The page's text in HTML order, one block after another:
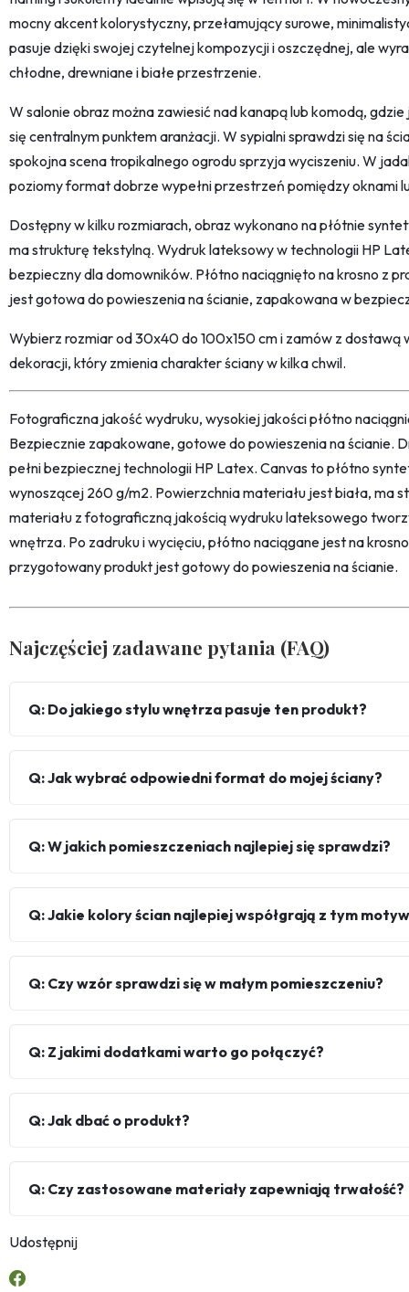
mocny akcent kolorystyczny, przełamujący surowe,
pasuje dzięki swojej czytelnej kompozycji i oszczędnej, ale
chłodne, drewniane i białe przestrzenie.
W salonie obraz można zawiesić nad kanapą lub komodą,
się centralnym punktem aranżacji. W sypialni sprawdzi się na
spokojna scena tropikalnego ogrodu sprzyja wyciszeniu. W
poziomy format dobrze wypełni przestrzeń pomiędzy oknami
Dostępny w kilku rozmiarach, obraz wykonano na płótnie
ma strukturę tekstylną. Wydruk lateksowy w technologii HP
bezpieczny dla domowników. Płótno naciągnięto na krosno z
jest gotowa do powieszenia na ścianie, zapakowana w
Wybierz rozmiar od 30x40 do 100x150 cm i zamów z dostawą
dekoracji, który zmienia charakter ściany w kilka chwil.
Fotograficzna jakość wydruku, wysokiej jakości płótno
Bezpiecznie zapakowane, gotowe do powieszenia na ścianie.
pełni bezpiecznej technologii HP Latex. Canvas to płótno
wynoszącej 260 g/m2. Powierzchnia materiału jest biała, ma
materiału z fotograficzną jakością wydruku lateksowego
wnętrza. Po zadruku i wycięciu, płótno naciągane jest na
przygotowany produkt jest gotowy do powieszenia na ścianie.
Najczęściej zadawane pytania (FAQ)
Q: Do jakiego stylu wnętrza pasuje ten produkt?
Q: Jak wybrać odpowiedni format do mojej ściany?
Q: W jakich pomieszczeniach najlepiej się sprawdzi?
Q: Jakie kolory ścian najlepiej współgrają z tym
Q: Czy wzór sprawdzi się w małym pomieszczeniu?
Q: Z jakimi dodatkami warto go połączyć?
Q: Jak dbać o produkt?
Q: Czy zastosowane materiały zapewniają trwałość?
Udostępnij